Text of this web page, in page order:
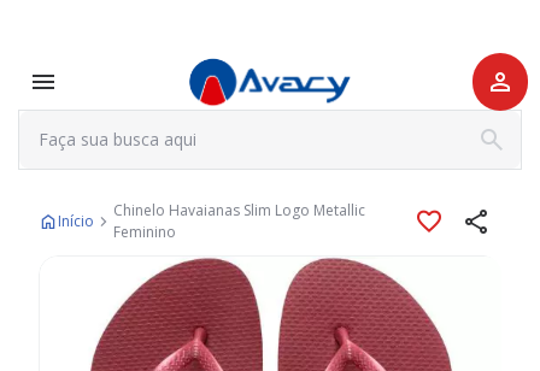
Início
Chinelo Havaianas Slim Logo Metallic
Feminino